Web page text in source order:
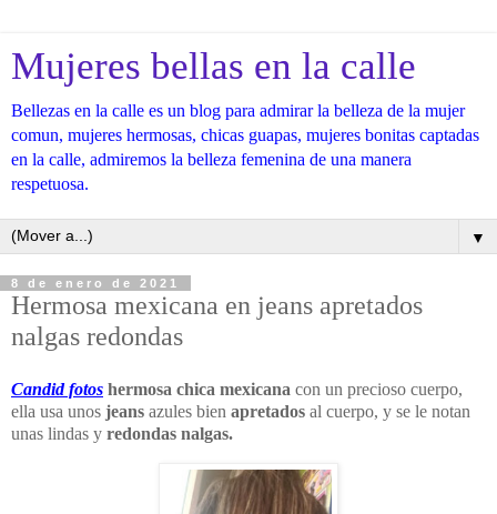
Mujeres bellas en la calle
Bellezas en la calle es un blog para admirar la belleza de la mujer
comun, mujeres hermosas, chicas guapas, mujeres bonitas captadas
en la calle, admiremos la belleza femenina de una manera
respetuosa.
▼
8 de enero de 2021
Hermosa mexicana en jeans apretados
nalgas redondas
Candid fotos hermosa chica mexicana con un precioso cuerpo,
ella usa unos jeans azules bien apretados al cuerpo, y se le notan
unas lindas y redondas nalgas.